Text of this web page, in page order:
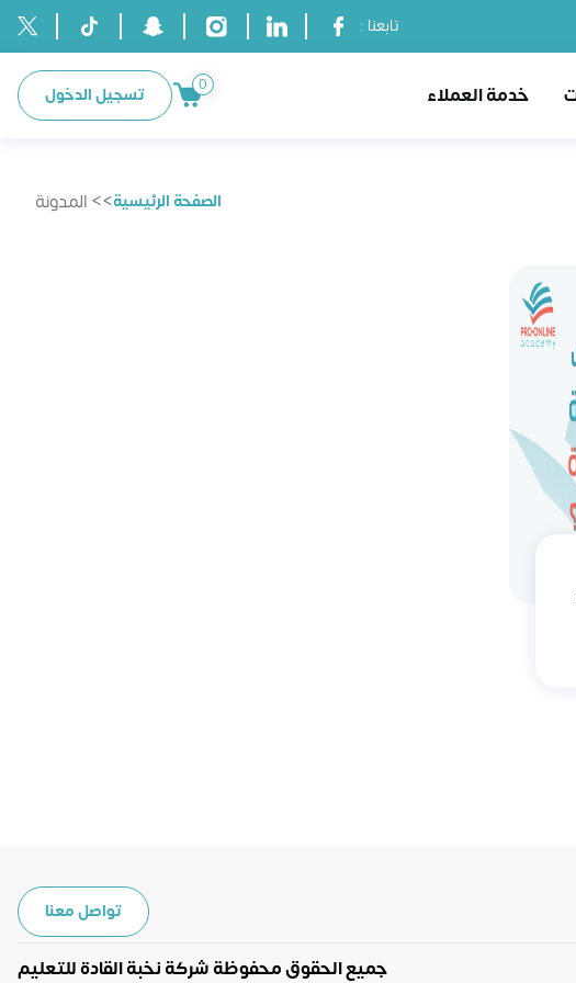
تابعنا :
خدمة العملاء 0 تسجيل الدخول
الصفحة الرئيسية>> المدونة
تواصل معنا
جميع الحقوق محفوظة شركة نخبة القادة للتعليم